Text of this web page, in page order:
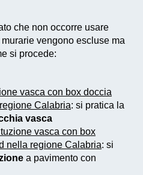
che non occorre usare
vengono escluse ma
si procede:
vasca con box doccia
Calabria: si pratica la
vasca
vasca con box
nella regione Calabria: si
a pavimento con